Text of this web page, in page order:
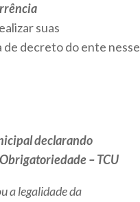
suas
decreto do ente nesse
declarando
– TCU
a legalidade da